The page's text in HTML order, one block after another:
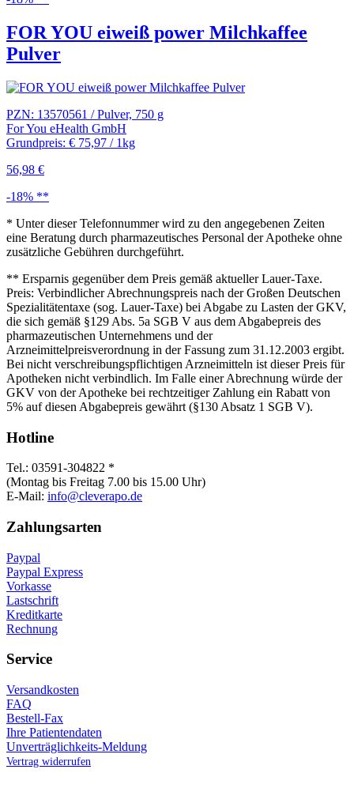
FOR YOU eiweiß power Milchkaffee
Pulver
PZN: 13570561 / Pulver, 750 g
For You eHealth GmbH
Grundpreis: € 75,97 / 1kg
56,98 €
-18% **
* Unter dieser Telefonnummer wird zu den angegebenen Zeiten
eine Beratung durch pharmazeutisches Personal der Apotheke ohne
zusätzliche Gebühren durchgeführt.
** Ersparnis gegenüber dem Preis gemäß aktueller Lauer-Taxe.
Preis: Verbindlicher Abrechnungspreis nach der Großen Deutschen
Spezialitätentaxe (sog. Lauer-Taxe) bei Abgabe zu Lasten der GKV,
die sich gemäß §129 Abs. 5a SGB V aus dem Abgabepreis des
pharmazeutischen Unternehmens und der
Arzneimittelpreisverordnung in der Fassung zum 31.12.2003 ergibt.
Bei nicht verschreibungspflichtigen Arzneimitteln ist dieser Preis für
Apotheken nicht verbindlich. Im Falle einer Abrechnung würde der
GKV von der Apotheke bei rechtzeitiger Zahlung ein Rabatt von
5% auf diesen Abgabepreis gewährt (§130 Absatz 1 SGB V).
Hotline
Tel.: 03591-304822 *
(Montag bis Freitag 7.00 bis 15.00 Uhr)
E-Mail: info@cleverapo.de
Zahlungsarten
Paypal
Paypal Express
Vorkasse
Lastschrift
Kreditkarte
Rechnung
Service
Versandkosten
FAQ
Bestell-Fax
Ihre Patientendaten
Unverträglichkeits-Meldung
Vertrag widerrufen